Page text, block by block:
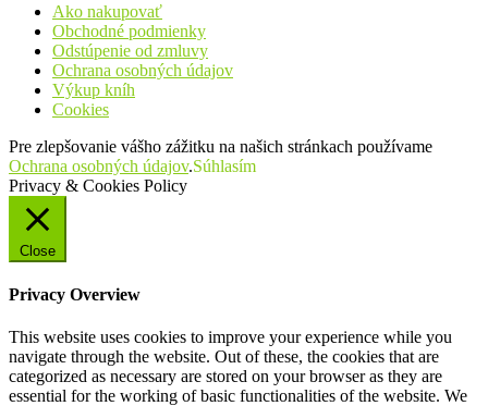
Ako nakupovať
Obchodné podmienky
Odstúpenie od zmluvy
Ochrana osobných údajov
Výkup kníh
Cookies
Pre zlepšovanie vášho zážitku na našich stránkach používame
Ochrana osobných údajov.Súhlasím
Privacy & Cookies Policy
Close
Privacy Overview
This website uses cookies to improve your experience while you
navigate through the website. Out of these, the cookies that are
categorized as necessary are stored on your browser as they are
essential for the working of basic functionalities of the website. We